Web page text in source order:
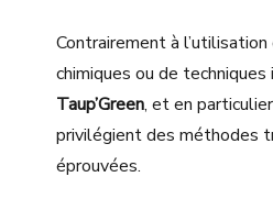
Contrairement à
chimiques ou de techniques
Taup’Green, et en
privilégient des méthodes
éprouvées.